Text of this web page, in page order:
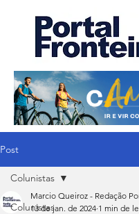
Post
Colunistas
Colunistas
Marcio Queiroz - Redação
13 de jan. de 2024 1 min de